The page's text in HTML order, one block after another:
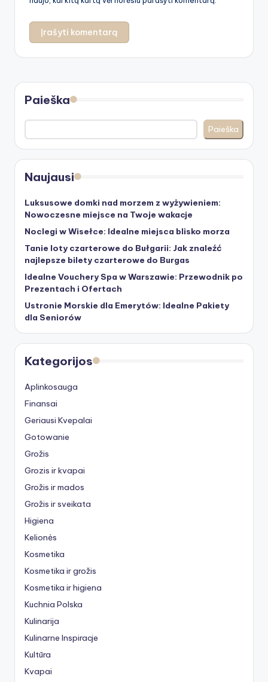
Paieška
Paieška
Naujausi
Luksusowe domki nad morzem z wyżywieniem:
Nowoczesne miejsce na Twoje wakacje
Noclegi w Wisełce: Idealne miejsca blisko morza
Tanie loty czarterowe do Bułgarii: Jak znaleźć
najlepsze bilety czarterowe do Burgas
Idealne Vouchery Spa w Warszawie: Przewodnik po
Prezentach i Ofertach
Ustronie Morskie dla Emerytów: Idealne Pakiety
dla Seniorów
Kategorijos
Aplinkosauga
Finansai
Geriausi Kvepalai
Gotowanie
Grožis
Grozis ir kvapai
Grožis ir mados
Grožis ir sveikata
Higiena
Kelionės
Kosmetika
Kosmetika ir grožis
Kosmetika ir higiena
Kuchnia Polska
Kulinarija
Kulinarne Inspiracje
Kultūra
Kvapai